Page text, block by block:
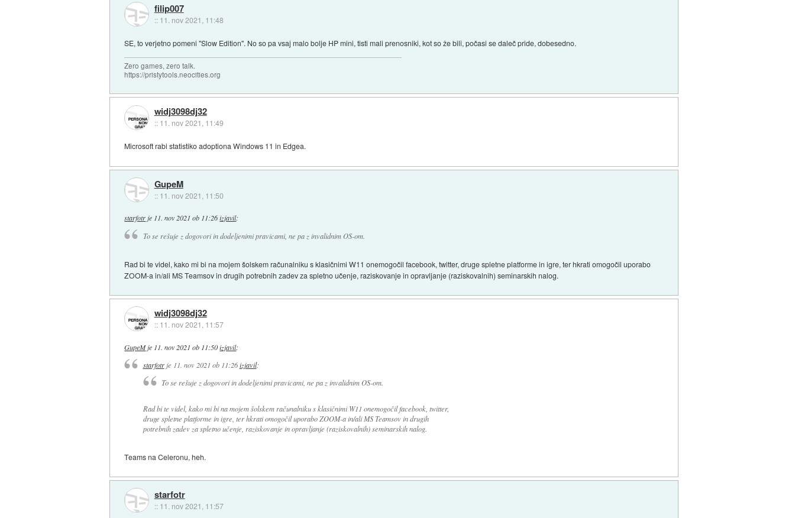
filip007
:: 11. nov 2021, 11:48
SE, to verjetno pomeni "Slow Edition". No so pa vsaj malo bolje HP mini, tisti mali prenosniki, kot so že bili, počasi se daleč pride, dobesedno.
Zero games, zero talk.
https://pristytools.neocities.org
widj3098dj32
:: 11. nov 2021, 11:49
Microsoft rabi statistiko adoptiona Windows 11 in Edgea.
GupeM
:: 11. nov 2021, 11:50
starfotrje 11. nov 2021 ob 11:26 izjavil:
To se rešuje z dogovori in dodeljenimi pravicami, ne pa z invalidnim OS-om.
Rad bi te videl, kako mi bi na mojem šolskem računalniku s klasičnimi W11 onemogočil facebook, twitter, druge spletne platforme in igre, ter hkrati omogočil uporabo
ZOOM-a in/ali MS Teamsov in drugih potrebnih zadev za spletno učenje, raziskovanje in opravljanje (raziskovalnih) seminarskih nalog.
widj3098dj32
:: 11. nov 2021, 11:57
GupeMje 11. nov 2021 ob 11:50 izjavil:
starfotrje 11. nov 2021 ob 11:26 izjavil:
To se rešuje z dogovori in dodeljenimi pravicami, ne pa z invalidnim OS-om.
Rad bi te videl, kako mi bi na mojem šolskem računalniku s klasičnimi W11 onemogočil facebook, twitter,
druge spletne platforme in igre, ter hkrati omogočil uporabo ZOOM-a in/ali MS Teamsov in drugih
potrebnih zadev za spletno učenje, raziskovanje in opravljanje (raziskovalnih) seminarskih nalog.
Teams na Celeronu, heh.
starfotr
:: 11. nov 2021, 11:57